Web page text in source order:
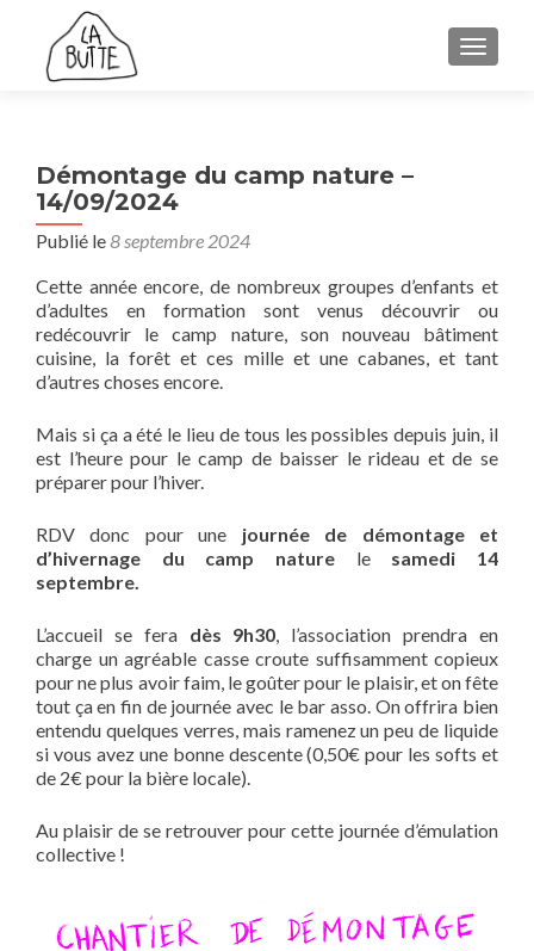
Démontage du camp nature –
14/09/2024
Publié le8 septembre 2024
Cette année encore, de nombreux groupes d’enfants et
d’adultes en formation sont venus découvrir ou
redécouvrir le camp nature, son nouveau bâtiment
cuisine, la forêt et ces mille et une cabanes, et tant
d’autres choses encore.
Mais si ça a été le lieu de tous les possibles depuis juin, il
est l’heure pour le camp de baisser le rideau et de se
préparer pour l’hiver.
RDV donc pour une journée de démontage et
d’hivernage du camp nature le samedi 14
septembre.
L’accueil se feradès 9h30, l’association prendra en
charge un agréable casse croute suffisamment copieux
pour ne plus avoir faim, le goûter pour le plaisir, et on fête
tout ça en fin de journée avec le bar asso. On offrira bien
entendu quelques verres, mais ramenez un peu de liquide
si vous avez une bonne descente (0,50€ pour les softs et
de 2€ pour la bière locale).
Au plaisir de se retrouver pour cette journée d’émulation
collective !